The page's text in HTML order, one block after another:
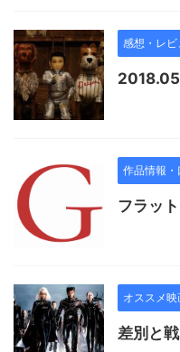
感想・レビ
作品情報・
フラッ
オススメ映
差別と